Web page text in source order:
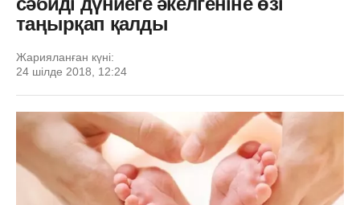
таңырқап қалды
Жарияланған күні:
24 шілде 2018, 12:24